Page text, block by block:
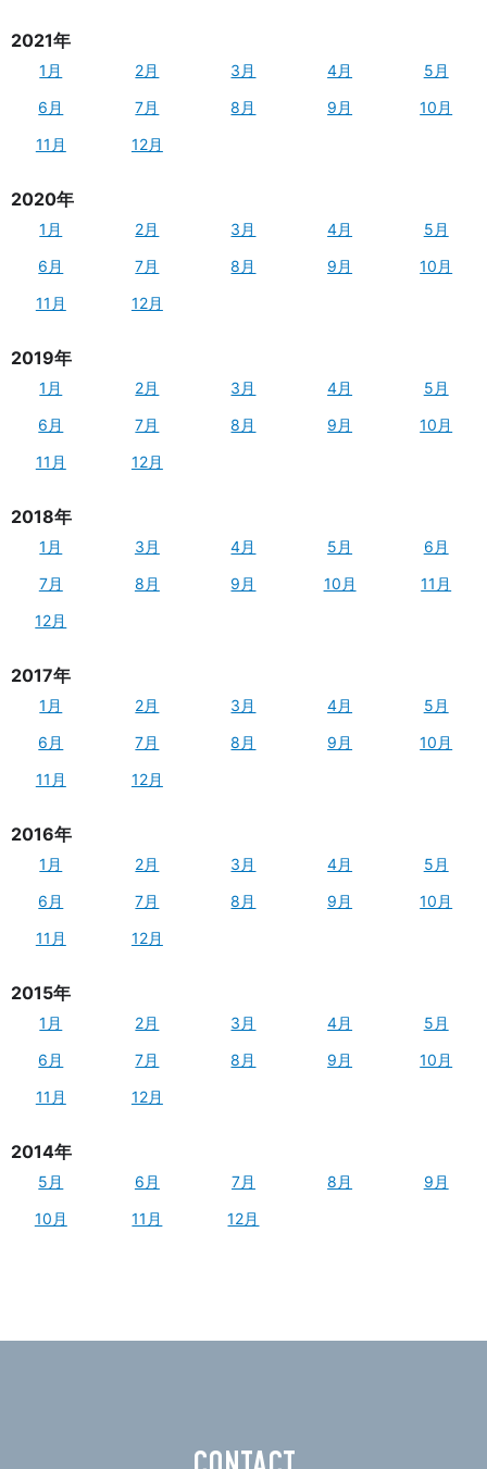
2021年
1月 2月 3月 4月
5月
6月
7月 8月 9月
10月
11月
12月
2020年
1月 2月 3月 4月
5月
6月
7月 8月 9月
10月
11月
12月
2019年
1月 2月 3月 4月
5月
6月
7月 8月 9月
10月
11月
12月
2018年
1月 3月 4月 5月
6月
7月
8月 9月 10月
11月
12月
2017年
1月 2月 3月 4月
5月
6月
7月 8月 9月
10月
11月
12月
2016年
1月 2月 3月 4月
5月
6月
7月 8月 9月
10月
11月
12月
2015年
1月 2月 3月 4月
5月
6月
7月 8月 9月
10月
11月
12月
2014年
5月 6月 7月 8月
9月
10月
11月 12月